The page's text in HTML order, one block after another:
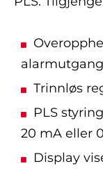
alarmutgang
Trinnløs
PLS
20 mA eller
Display